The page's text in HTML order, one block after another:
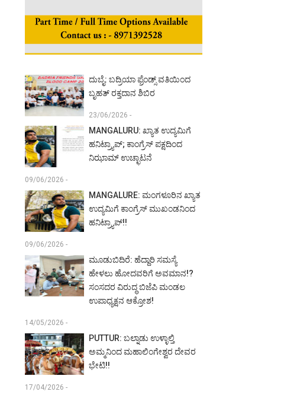
ದುಬೈ: ಬದ್ರಿಯಾ ಫ್ರೆಂಡ್ಸ್ ವತಿಯಿಂದ
ಬೃಹತ್ ರಕ್ತದಾನ ಶಿಬಿರ
23/06/2026 -
MANGALURU: ಖ್ಯಾತ ಉದ್ಯಮಿಗೆ
ಹನಿಟ್ರ್ಯಾಪ್; ಕಾಂಗ್ರೆಸ್ ಪಕ್ಷದಿಂದ
ನಿಝಾಮ್ ಉಚ್ಛಾಟನೆ
09/06/2026 -
MANGALURE: ಮಂಗಳೂರಿನ ಖ್ಯಾತ
ಉದ್ಯಮಿಗೆ ಕಾಂಗ್ರೆಸ್ ಮುಖಂಡನಿಂದ
ಹನಿಟ್ರ್ಯಾಪ್!!
09/06/2026 -
ಮೂಡುಬಿದಿರೆ: ಹೆದ್ದಾರಿ ಸಮಸ್ಯೆ
ಹೇಳಲು ಹೋದವರಿಗೆ ಅವಮಾನ!?
ಸಂಸದರ ವಿರುದ್ಧ ಬಿಜೆಪಿ ಮಂಡಲ
ಉಪಾಧ್ಯಕ್ಷನ ಆಕ್ರೋಶ!
14/05/2026 -
PUTTUR: ಬಲ್ನಾಡು ಉಳ್ಳಾಲ್ತಿ
ಅಮ್ಮನಿಂದ ಮಹಾಲಿಂಗೇಶ್ವರ ದೇವರ
ಭೇಟಿ!!
17/04/2026 -